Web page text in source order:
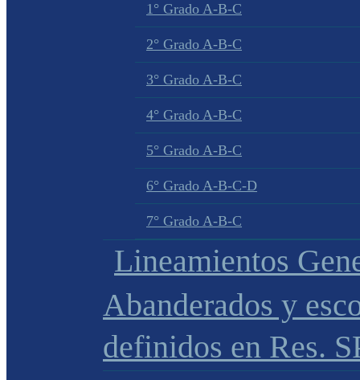
1° Grado A-B-C
2° Grado A-B-C
3° Grado A-B-C
4° Grado A-B-C
5° Grado A-B-C
6° Grado A-B-C-D
7° Grado A-B-C
Lineamientos
Abanderados y
definidos en Res.